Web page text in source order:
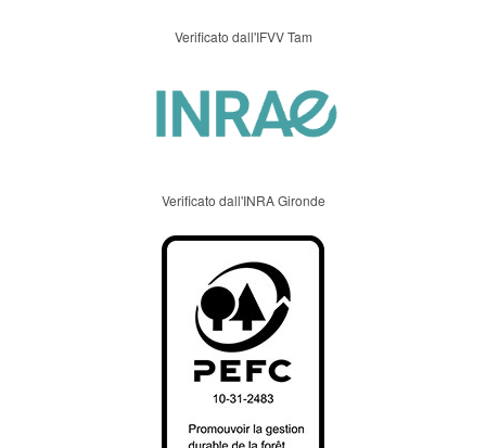
Verificato dall'IFVV Tam
Verificato dall'INRA Gironde